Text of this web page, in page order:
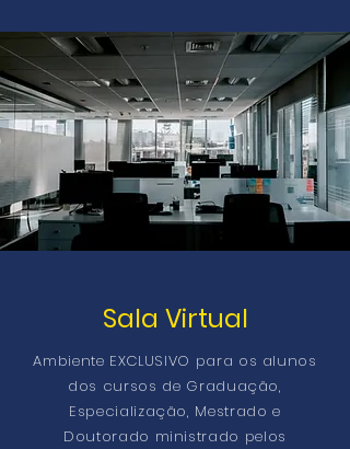
Sala Virtual
Ambiente EXCLUSIVO para os alunos
dos cursos de Graduação,
Especialização, Mestrado e
Doutorado ministrado pelos